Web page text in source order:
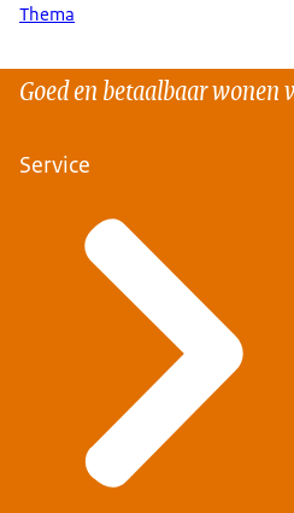
Thema
Goed en betaalbaar wonen
Service